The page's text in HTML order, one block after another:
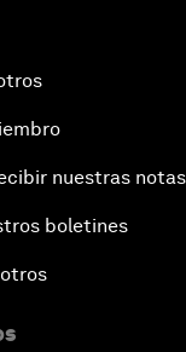
nuestras
boletines